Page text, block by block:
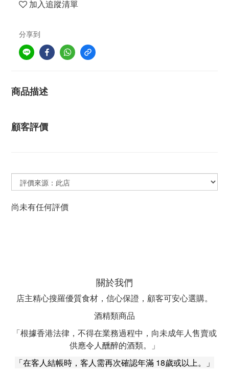
加入追蹤清單
分享到
商品描述
顧客評價
尚未有任何評價
關於我們
店主精心搜羅優質食材，信心保證，顧客可安心選購。
酒精類商品
「根據香港法律，不得在業務過程中，向未成年人售賣或
供應令人醺醉的酒類。」
「在客人結帳時，客人需再次確認年滿 18歲或以上。」